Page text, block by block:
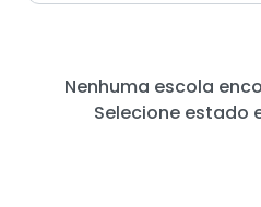
Nenhuma escola
Selecione estado